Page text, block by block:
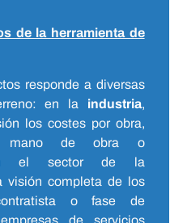
de la herramienta de
responde a diversas
en la
industria,
los costes por obra,
mano de obra o
En el sector de la
visión completa de los
o fase de